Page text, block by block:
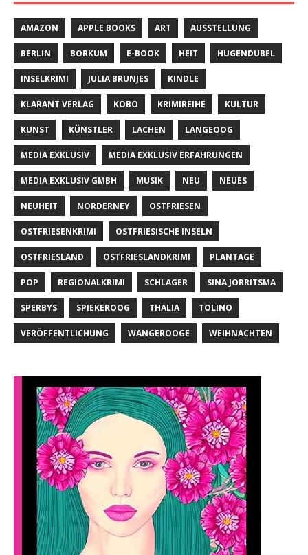
AMAZON APPLE BOOKS ART AUSSTELLUNG
BERLIN BORKUM E-BOOK HEIT HUGENDUBEL
INSELKRIMI JULIA BRUNJES KINDLE
KLARANT VERLAG KOBO KRIMIREIHE KULTUR
KUNST KÜNSTLER LACHEN LANGEOOG
MEDIA EXKLUSIV MEDIA EXKLUSIV ERFAHRUNGEN
MEDIA EXKLUSIV GMBH MUSIK NEU NEUES
NEUHEIT NORDERNEY OSTFRIESEN
OSTFRIESENKRIMI OSTFRIESISCHE INSELN
OSTFRIESLAND OSTFRIESLANDKRIMI PLANTAGE
POP REGIONALKRIMI SCHLAGER SINA JORRITSMA
SPERBYS SPIEKEROOG THALIA TOLINO
VERÖFFENTLICHUNG WANGEROOGE WEIHNACHTEN